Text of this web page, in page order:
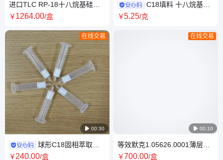
进口TLC RP-18十八烷基硅胶
键合硅胶薄层板C18铝箔
￥1264.00/盒
 00:30
在线交易
球形C18固相萃取柱
十八烷基封端SPE小柱
￥240.00/盒
C18填料 十八烷基硅
烷键合硅胶 反相ODS 球型 40-
￥5.25/克
 00:10
在线交易
等效默克1.05626.0001薄层层
析板硅胶60TLC薄层板
￥700.00/盒